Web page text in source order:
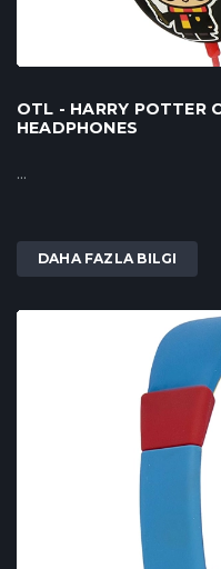
OTL - HARRY POTTER
HEADPHONES
...
DAHA FAZLA BILGI